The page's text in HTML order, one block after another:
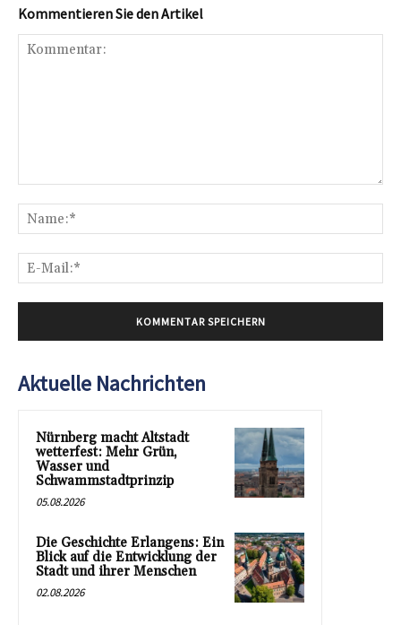
Kommentieren Sie den Artikel
Aktuelle Nachrichten
Nürnberg macht Altstadt
wetterfest: Mehr Grün,
Wasser und
Schwammstadtprinzip
05.08.2026
Die Geschichte Erlangens: Ein
Blick auf die Entwicklung der
Stadt und ihrer Menschen
02.08.2026